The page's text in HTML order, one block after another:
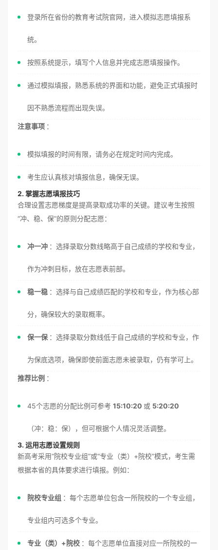
登录所在省份的教育考试院官网，进入模拟志愿填报系
统。
按照系统提示，填写个人信息并完成志愿填报操作。
通过模拟填报，熟悉系统的界面和功能，避免正式填报时
因不熟悉流程而出现失误。
注意事项 ：
模拟填报的时间有限，请务必在规定时间内完成。
考生应认真核对填报信息，确保无误。
2. 掌握志愿填报技巧
合理设置志愿梯度是提高录取成功率的关键。建议考生按照
“冲、稳、保”的原则分配志愿：
冲一冲 ：选择录取分数线略高于自己成绩的学校和专业，
作为冲刺目标，放在志愿表前部。
稳一稳 ：选择与自己成绩匹配的学校和专业，作为核心部
分，确保较大的录取概率。
保一保 ：选择录取分数线低于自己成绩的学校和专业，作
为保底选项，确保即使前面志愿未被录取，仍有学可上。
推荐比例 ：
45个志愿的分配比例可参考 15:10:20 或 5:20:20
（冲：稳：保），但可根据个人情况灵活调整。
3. 运用志愿设置规则
新高考采用“院校专业组”或“专业（类）+院校”模式，考生需
根据本省的具体要求进行填报。例如：
院校专业组 ：每个志愿单位包含一所院校的一个专业组，
专业组内可选多个专业。
专业（类）+院校 ：每个志愿单位直接对应一所院校的一